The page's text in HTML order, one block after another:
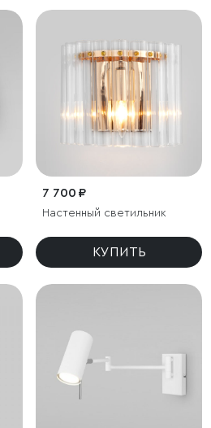
7 700 ₽
Настенный светильник
КУПИТЬ